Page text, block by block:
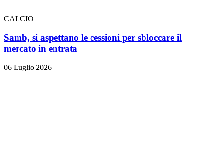
CALCIO
Samb, si aspettano le cessioni per sbloccare il
mercato in entrata
06 Luglio 2026